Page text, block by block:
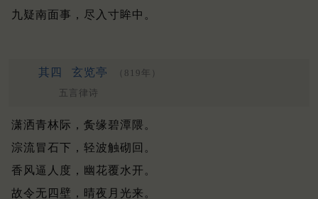
九疑南面事，尽入寸眸中。
其四 玄览亭
（819年）
五言律诗
潇洒青林际，夤缘碧潭隈。
淙流冒石下，轻波触砌回。
香风逼人度，幽花覆水开。
故令无四壁，晴夜月光来。